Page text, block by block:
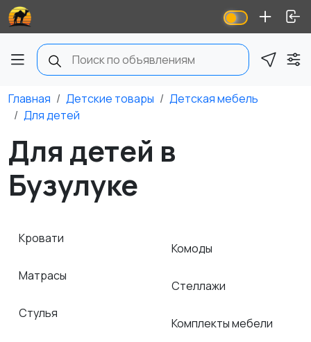
Главная Детские товары
Детская мебель
Для детей
Для детей в
Бузулуке
Кровати
Матрасы
Стулья
Комоды
Стеллажи
Комплекты мебели